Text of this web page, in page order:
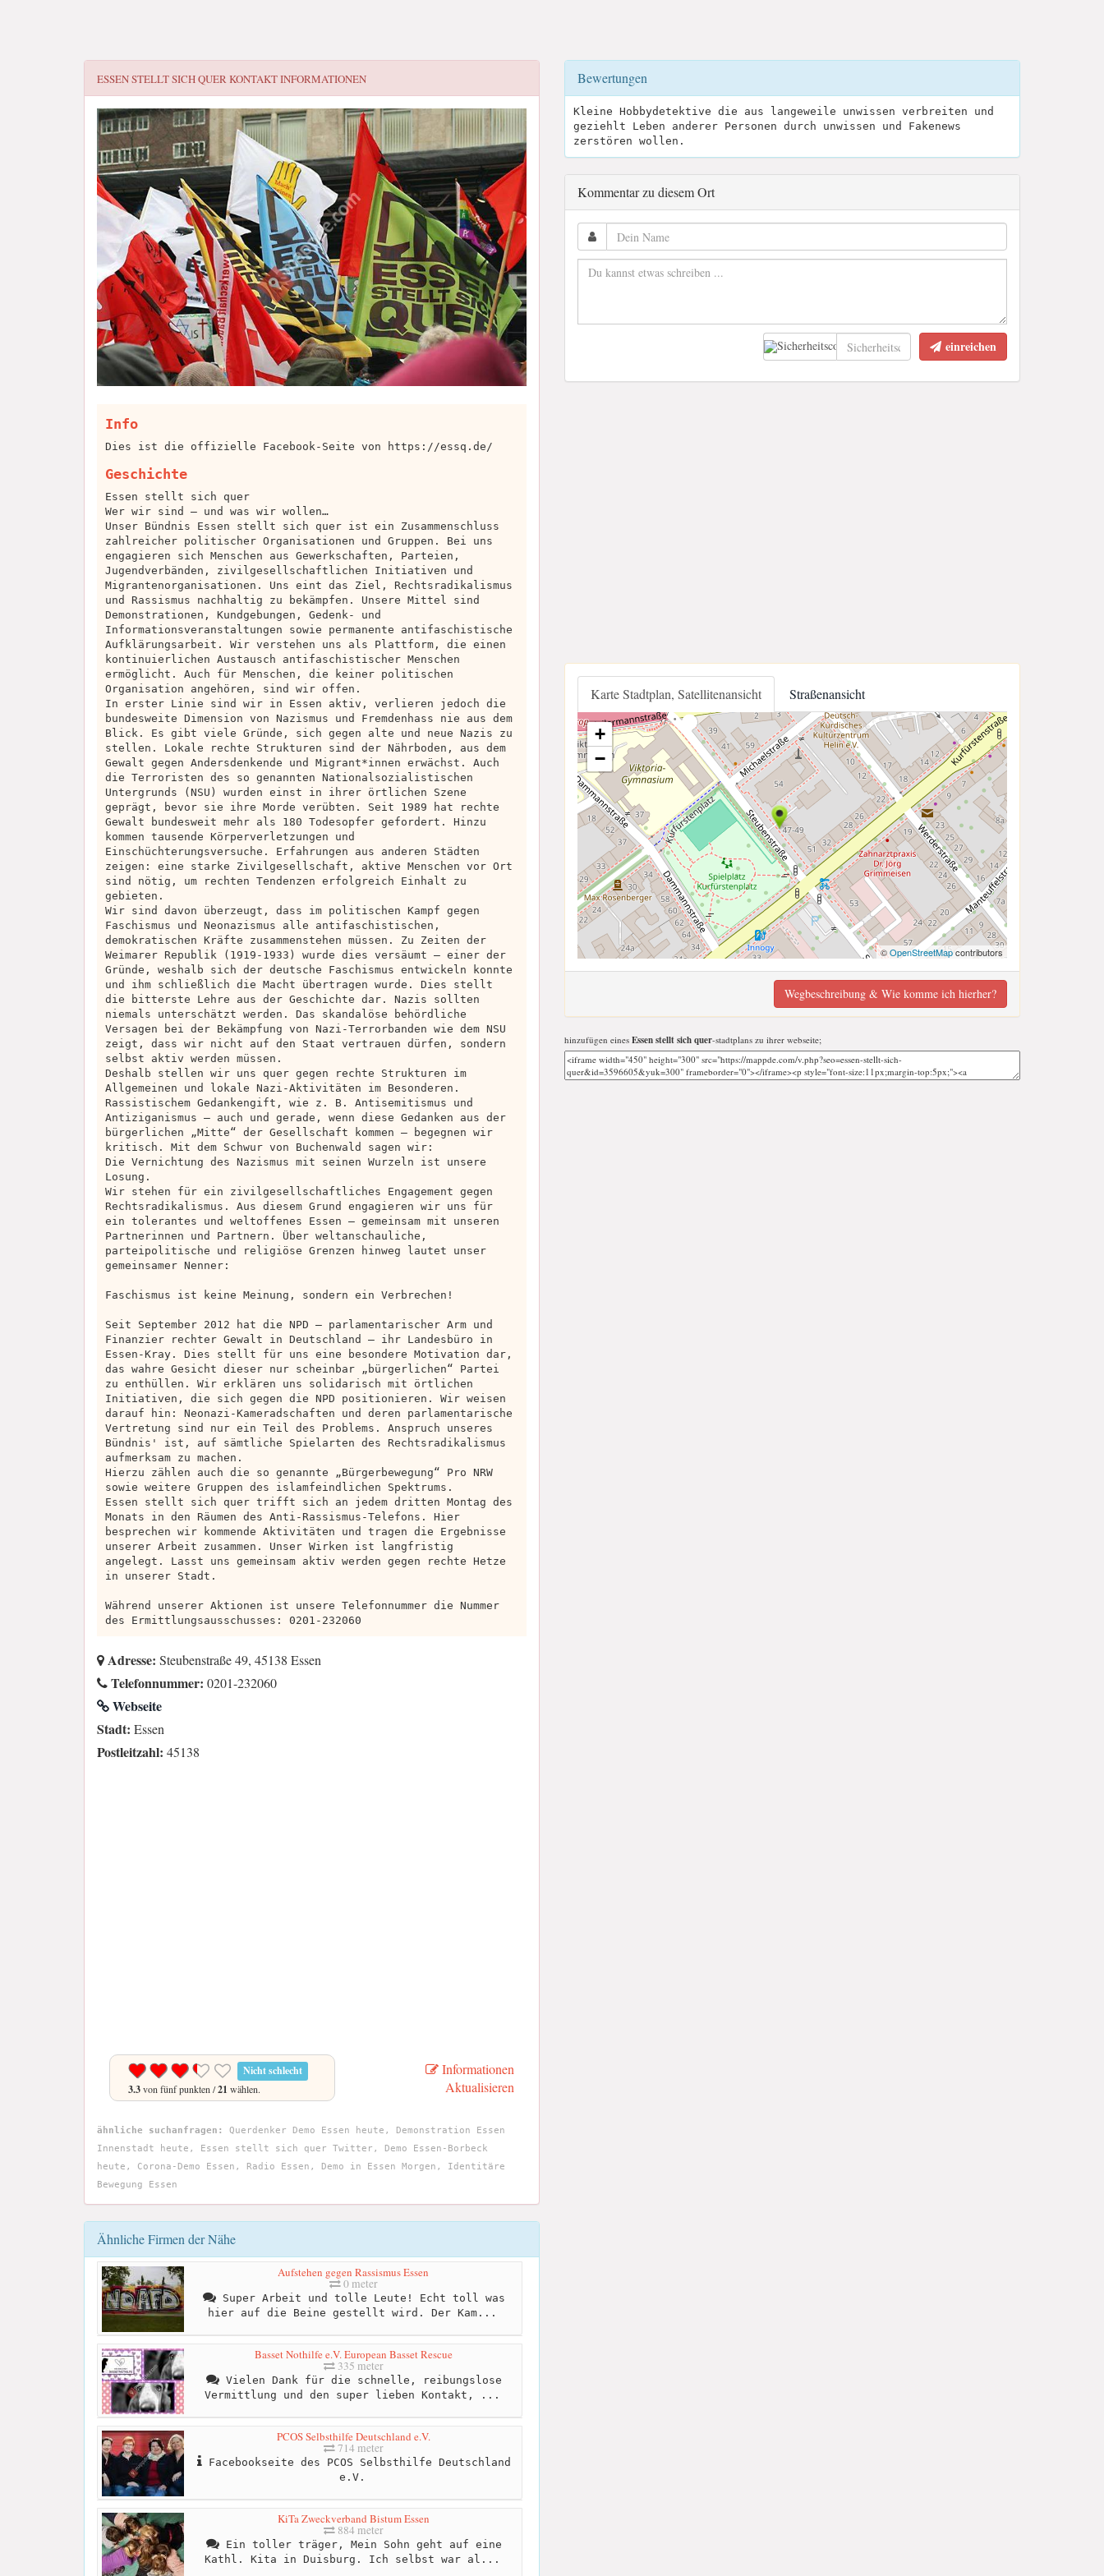
ESSEN STELLT SICH QUERKONTAKT INFORMATIONEN
Info
Dies ist die offizielle Facebook-Seite von https://essq.de/
Geschichte
Essen stellt sich quer
Wer wir sind – und was wir wollen…
Unser Bündnis Essen stellt sich quer ist ein Zusammenschluss
zahlreicher politischer Organisationen und Gruppen. Bei uns
engagieren sich Menschen aus Gewerkschaften, Parteien,
Jugendverbänden, zivilgesellschaftlichen Initiativen und
Migrantenorganisationen. Uns eint das Ziel, Rechtsradikalismus
und Rassismus nachhaltig zu bekämpfen. Unsere Mittel sind
Demonstrationen, Kundgebungen, Gedenk- und
Informationsveranstaltungen sowie permanente antifaschistische
Aufklärungsarbeit. Wir verstehen uns als Plattform, die einen
kontinuierlichen Austausch antifaschistischer Menschen
ermöglicht. Auch für Menschen, die keiner politischen
Organisation angehören, sind wir offen.
In erster Linie sind wir in Essen aktiv, verlieren jedoch die
bundesweite Dimension von Nazismus und Fremdenhass nie aus dem
Blick. Es gibt viele Gründe, sich gegen alte und neue Nazis zu
stellen. Lokale rechte Strukturen sind der Nährboden, aus dem
Gewalt gegen Andersdenkende und Migrant*innen erwächst. Auch
die Terroristen des so genannten Nationalsozialistischen
Untergrunds (NSU) wurden einst in ihrer örtlichen Szene
geprägt, bevor sie ihre Morde verübten. Seit 1989 hat rechte
Gewalt bundesweit mehr als 180 Todesopfer gefordert. Hinzu
kommen tausende Körperverletzungen und
Einschüchterungsversuche. Erfahrungen aus anderen Städten
zeigen: eine starke Zivilgesellschaft, aktive Menschen vor Ort
sind nötig, um rechten Tendenzen erfolgreich Einhalt zu
gebieten.
Wir sind davon überzeugt, dass im politischen Kampf gegen
Faschismus und Neonazismus alle antifaschistischen,
demokratischen Kräfte zusammenstehen müssen. Zu Zeiten der
Weimarer Republik (1919-1933) wurde dies versäumt – einer der
Gründe, weshalb sich der deutsche Faschismus entwickeln konnte
und ihm schließlich die Macht übertragen wurde. Dies stellt
die bitterste Lehre aus der Geschichte dar. Nazis sollten
niemals unterschätzt werden. Das skandalöse behördliche
Versagen bei der Bekämpfung von Nazi-Terrorbanden wie dem NSU
zeigt, dass wir nicht auf den Staat vertrauen dürfen, sondern
selbst aktiv werden müssen.
Deshalb stellen wir uns quer gegen rechte Strukturen im
Allgemeinen und lokale Nazi-Aktivitäten im Besonderen.
Rassistischem Gedankengift, wie z. B. Antisemitismus und
Antiziganismus – auch und gerade, wenn diese Gedanken aus der
bürgerlichen „Mitte“ der Gesellschaft kommen – begegnen wir
kritisch. Mit dem Schwur von Buchenwald sagen wir:
Die Vernichtung des Nazismus mit seinen Wurzeln ist unsere
Losung.
Wir stehen für ein zivilgesellschaftliches Engagement gegen
Rechtsradikalismus. Aus diesem Grund engagieren wir uns für
ein tolerantes und weltoffenes Essen – gemeinsam mit unseren
Partnerinnen und Partnern. Über weltanschauliche,
parteipolitische und religiöse Grenzen hinweg lautet unser
gemeinsamer Nenner:
Faschismus ist keine Meinung, sondern ein Verbrechen!
Seit September 2012 hat die NPD – parlamentarischer Arm und
Finanzier rechter Gewalt in Deutschland – ihr Landesbüro in
Essen-Kray. Dies stellt für uns eine besondere Motivation dar,
das wahre Gesicht dieser nur scheinbar „bürgerlichen“ Partei
zu enthüllen. Wir erklären uns solidarisch mit örtlichen
Initiativen, die sich gegen die NPD positionieren. Wir weisen
darauf hin: Neonazi-Kameradschaften und deren parlamentarische
Vertretung sind nur ein Teil des Problems. Anspruch unseres
Bündnis' ist, auf sämtliche Spielarten des Rechtsradikalismus
aufmerksam zu machen.
Hierzu zählen auch die so genannte „Bürgerbewegung“ Pro NRW
sowie weitere Gruppen des islamfeindlichen Spektrums.
Essen stellt sich quer trifft sich an jedem dritten Montag des
Monats in den Räumen des Anti-Rassismus-Telefons. Hier
besprechen wir kommende Aktivitäten und tragen die Ergebnisse
unserer Arbeit zusammen. Unser Wirken ist langfristig
angelegt. Lasst uns gemeinsam aktiv werden gegen rechte Hetze
in unserer Stadt.
Während unserer Aktionen ist unsere Telefonnummer die Nummer
des Ermittlungsausschusses: 0201-232060
Adresse: Steubenstraße 49, 45138 Essen
Telefonnummer: 0201-232060
Webseite
Stadt: Essen
Postleitzahl: 45138
Nicht schlecht
3.3von fünf punkten /21 wählen.
Informationen
Aktualisieren
ähnliche suchanfragen:
Querdenker Demo Essen heute, Demonstration Essen
Innenstadt heute, Essen stellt sich quer Twitter, Demo Essen-Borbeck
heute, Corona-Demo Essen, Radio Essen, Demo in Essen Morgen, Identitäre
Bewegung Essen
Ähnliche Firmen der Nähe
Aufstehen gegen Rassismus Essen
0 meter
Super Arbeit und tolle Leute! Echt toll was
hier auf die Beine gestellt wird. Der Kam...
Basset Nothilfe e.V. European Basset Rescue
335 meter
Vielen Dank für die schnelle, reibungslose
Vermittlung und den super lieben Kontakt, ...
PCOS Selbsthilfe Deutschland e.V.
714 meter
Facebookseite des PCOS Selbsthilfe Deutschland
e.V.
KiTa Zweckverband Bistum Essen
884 meter
Ein toller träger, Mein Sohn geht auf eine
Kathl. Kita in Duisburg. Ich selbst war al...
Bewertungen
Kleine Hobbydetektive die aus langeweile unwissen verbreiten und
geziehlt Leben anderer Personen durch unwissen und Fakenews
zerstören wollen.
Kommentar zu diesem Ort
einreichen
Karte Stadtplan, Satellitenansicht Straßenansicht
+
−
©OpenStreetMapcontributors
Wegbeschreibung & Wie komme ich hierher?
hinzufügen eines Essen stellt sich quer-stadtplans zu ihrer webseite;